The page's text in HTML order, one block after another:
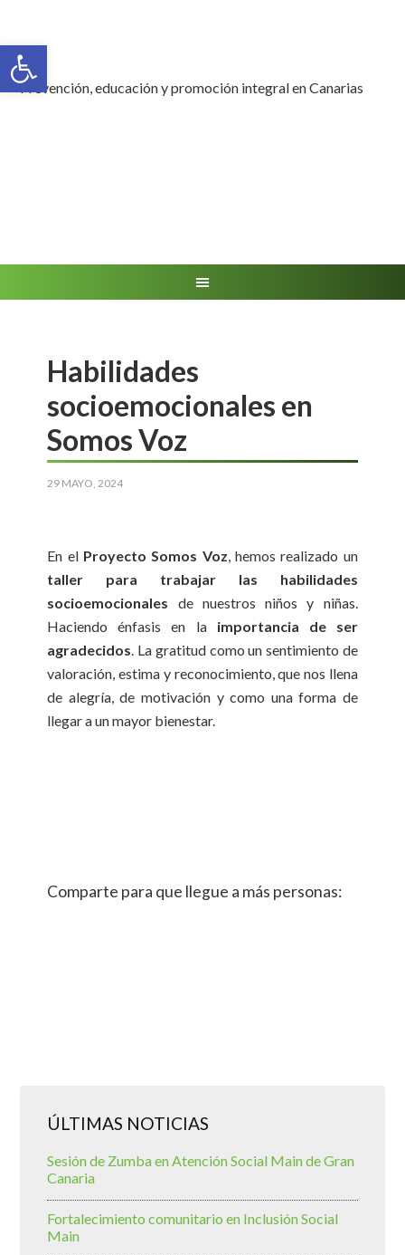
Abrir barra de herramientas
Prevención, educación y promoción integral en Canarias
Habilidades
socioemocionales en
Somos Voz
29 MAYO, 2024
En el Proyecto Somos Voz, hemos realizado un
taller para trabajar las habilidades
socioemocionales de nuestros niños y niñas.
Haciendo énfasis en la importancia de ser
agradecidos. La gratitud como un sentimiento de
valoración, estima y reconocimiento, que nos llena
de alegría, de motivación y como una forma de
llegar a un mayor bienestar.
Comparte para que llegue a más personas:
ÚLTIMAS NOTICIAS
Sesión de Zumba en Atención Social Main de Gran
Canaria
Fortalecimiento comunitario en Inclusión Social
Main